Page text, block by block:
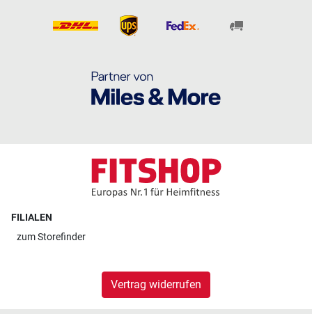
FILIALEN
zumStorefinder
Vertrag widerrufen